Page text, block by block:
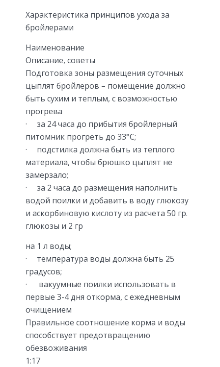
Характеристика принципов ухода за
бройлерами
Наименование
Описание, советы
Подготовка зоны размещения суточных
цыплят бройлеров – помещение должно
быть сухим и теплым, с возможностью
прогрева
· за 24 часа до прибытия бройлерный
питомник прогреть до 33°С;
· подстилка должна быть из теплого
материала, чтобы брюшко цыплят не
замерзало;
· за 2 часа до размещения наполнить
водой поилки и добавить в воду глюкозу
и аскорбиновую кислоту из расчета 50 гр.
глюкозы и 2 гр
на 1 л воды;
· температура воды должна быть 25
градусов;
· вакуумные поилки использовать в
первые 3-4 дня откорма, с ежедневным
очищением
Правильное соотношение корма и воды
способствует предотвращению
обезвоживания
1:17